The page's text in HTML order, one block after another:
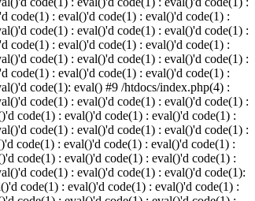
code(1) : eval()'d code(1) : eval()'d code(1) :
code(1) : eval()'d code(1) : eval()'d code(1) :
code(1) : eval()'d code(1) : eval()'d code(1) :
code(1) : eval()'d code(1) : eval()'d code(1) :
code(1) : eval()'d code(1) : eval()'d code(1) :
code(1): eval() #9 /htdocs/index.php(4) :
code(1) : eval()'d code(1) : eval()'d code(1) :
code(1) : eval()'d code(1) : eval()'d code(1) :
code(1) : eval()'d code(1) : eval()'d code(1) :
code(1) : eval()'d code(1) : eval()'d code(1) :
code(1) : eval()'d code(1) : eval()'d code(1) :
code(1) : eval()'d code(1) : eval()'d code(1):
code(1) : eval()'d code(1) : eval()'d code(1) :